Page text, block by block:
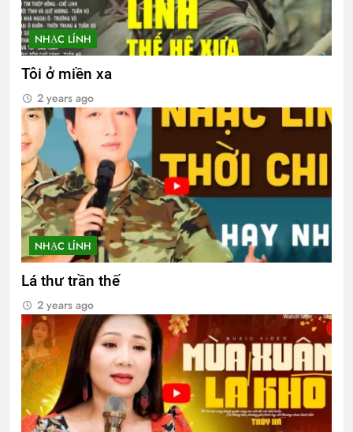
NHẠC LÍNH
Tôi ở miền xa
2 years ago
NHẠC LÍNH
Lá thư trần thế
2 years ago